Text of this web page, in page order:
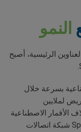
النمو
الرئيسية، أصبح
بسرعة خلال
لملايين
الأقمار الاصطناعية
في المدار المنخفض للأرض، أنشأت SpaceX شبكة اتصالات